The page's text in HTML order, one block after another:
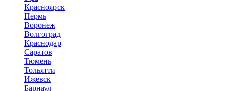
Красноярск
Пермь
Воронеж
Волгоград
Краснодар
Саратов
Тюмень
Тольятти
Ижевск
Барнаул